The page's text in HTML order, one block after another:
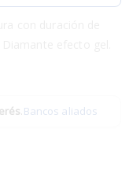
.Bancos aliados